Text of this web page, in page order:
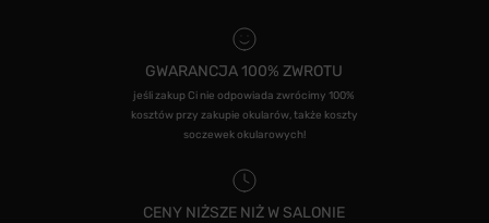
GWARANCJA 100% ZWROTU
jeśli zakup Ci nie odpowiada zwrócimy 100%
kosztów przy zakupie okularów, także koszty
soczewek okularowych!
CENY NIŻSZE NIŻ W SALONIE